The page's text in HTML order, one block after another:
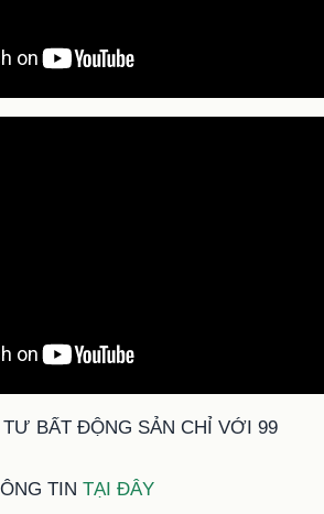
BẤT ĐỘNG SẢN CHỈ VỚI 99
TIN TẠI ĐÂY